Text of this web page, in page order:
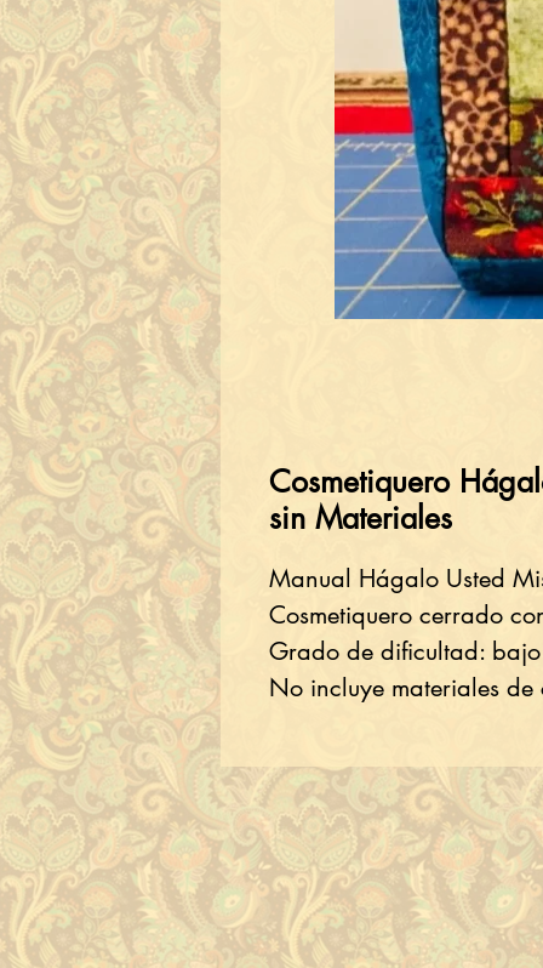
Cosmetiquero
sin Materiales
Manual Hágalo Usted
Cosmetiquero cerrado
Grado de dificultad:
No incluye materiales de